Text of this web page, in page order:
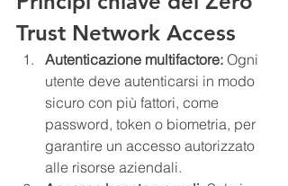
Trust Network Access
Autenticazione multifactore: Ogni
utente deve autenticarsi in modo
sicuro con più fattori, come
password, token o biometria, per
garantire un accesso autorizzato
alle risorse aziendali.